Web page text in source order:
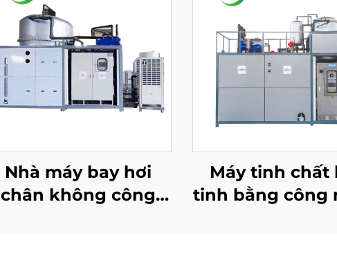
Nhà máy bay hơi
chân không công
Máy tinh chất
tinh bằng công